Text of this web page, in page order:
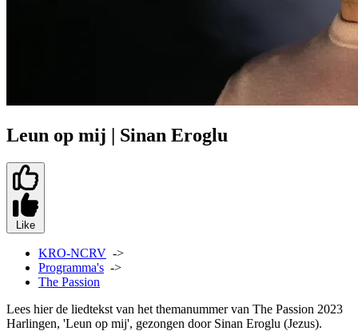
Leun op mij | Sinan Eroglu
Like
KRO-NCRV ->
Programma's ->
The Passion
Lees hier de liedtekst van het themanummer van The Passion 2023
Harlingen, 'Leun op mij', gezongen door Sinan Eroglu (Jezus).